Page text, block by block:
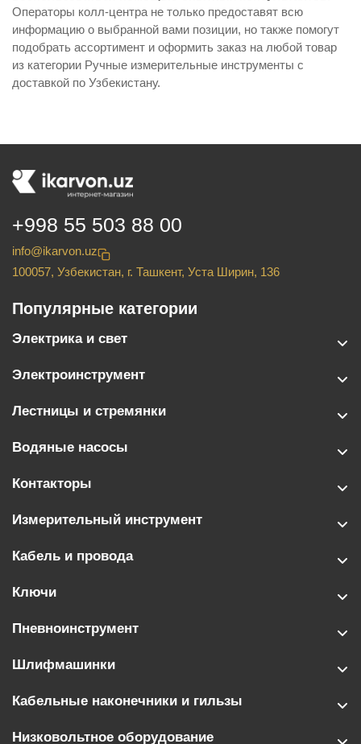
Операторы колл-центра не только предоставят всю
информацию о выбранной вами позиции, но также помогут
подобрать ассортимент и оформить заказ на любой товар
из категории Ручные измерительные инструменты с
доставкой по Узбекистану.
+998 55 503 88 00
info@ikarvon.uz
100057, Узбекистан, г. Ташкент, Уста Ширин, 136
Популярные категории
Электрика и свет
Электроинструмент
Лестницы и стремянки
Водяные насосы
Контакторы
Измерительный инструмент
Кабель и провода
Ключи
Пневноинструмент
Шлифмашинки
Кабельные наконечники и гильзы
Низковольтное оборудование